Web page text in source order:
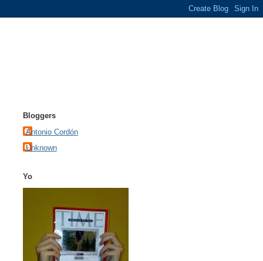
Bloggers
Antonio Cordón
Unknown
Yo